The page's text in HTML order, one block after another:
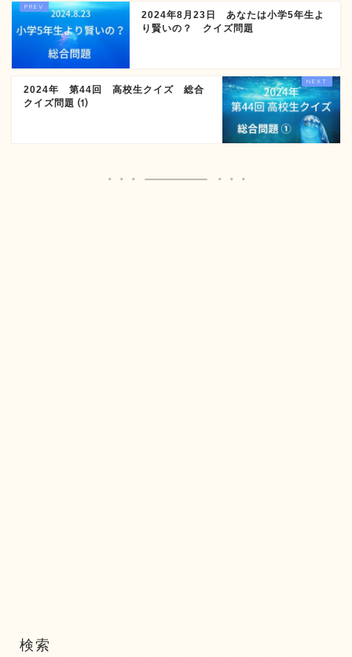
2024年8月23日 あなたは小学5年生よ
り賢いの？ クイズ問題
2024年 第44回 高校生クイズ 総合
クイズ問題 ⑴
検索